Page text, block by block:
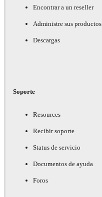
Encontrar a un reseller
Administre sus productos
Descargas
Soporte
Resources
Recibir soporte
Status de servicio
Documentos de ayuda
Foros